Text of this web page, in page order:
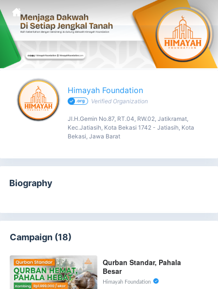
Himayah Foundation - Profile
Himayah Foundation
Verified Organization
Jl.H.Gemin No.87, RT.04, RW.02, Jatikramat,
Kec.Jatiasih, Kota Bekasi 1742 - Jatiasih, Kota
Bekasi, Jawa Barat
Biography
Campaign (18)
Qurban Standar, Pahala
Besar
Himayah Foundation